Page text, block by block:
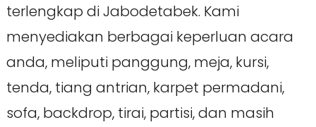
terlengkap di Jabodetabek. Kami
menyediakan berbagai keperluan acara
anda, meliputi panggung, meja, kursi,
tenda, tiang antrian, karpet permadani,
sofa, backdrop, tirai, partisi, dan masih